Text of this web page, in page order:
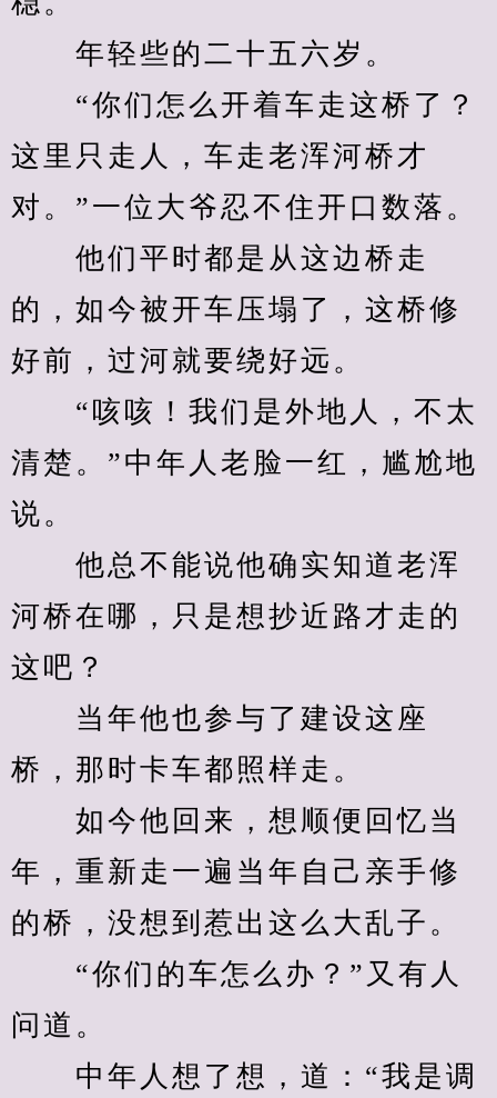
年轻些的二十五六岁。
“你们怎么开着车走这桥了？
这里只走人，车走老浑河桥才
对。”一位大爷忍不住开口数落。
他们平时都是从这边桥走
的，如今被开车压塌了，这桥修
好前，过河就要绕好远。
“咳咳！我们是外地人，不太
清楚。”中年人老脸一红，尴尬地
说。
他总不能说他确实知道老浑
河桥在哪，只是想抄近路才走的
这吧？
当年他也参与了建设这座
桥，那时卡车都照样走。
如今他回来，想顺便回忆当
年，重新走一遍当年自己亲手修
的桥，没想到惹出这么大乱子。
“你们的车怎么办？”又有人
问道。
中年人想了想，道：“我是调